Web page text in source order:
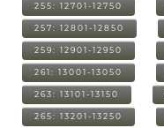
255: 12701-12750
257: 12801-12850
259: 12901-12950
261: 13001-13050
263: 13101-13150
265: 13201-13250